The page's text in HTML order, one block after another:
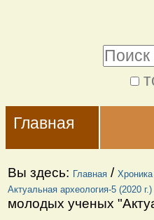
содержимому.
Перейти
навигации
поиск
Navigation
Главная
Вы здесь: Главная / Хроника
Актуальная археология-5 (2020 г.)
молодых ученых